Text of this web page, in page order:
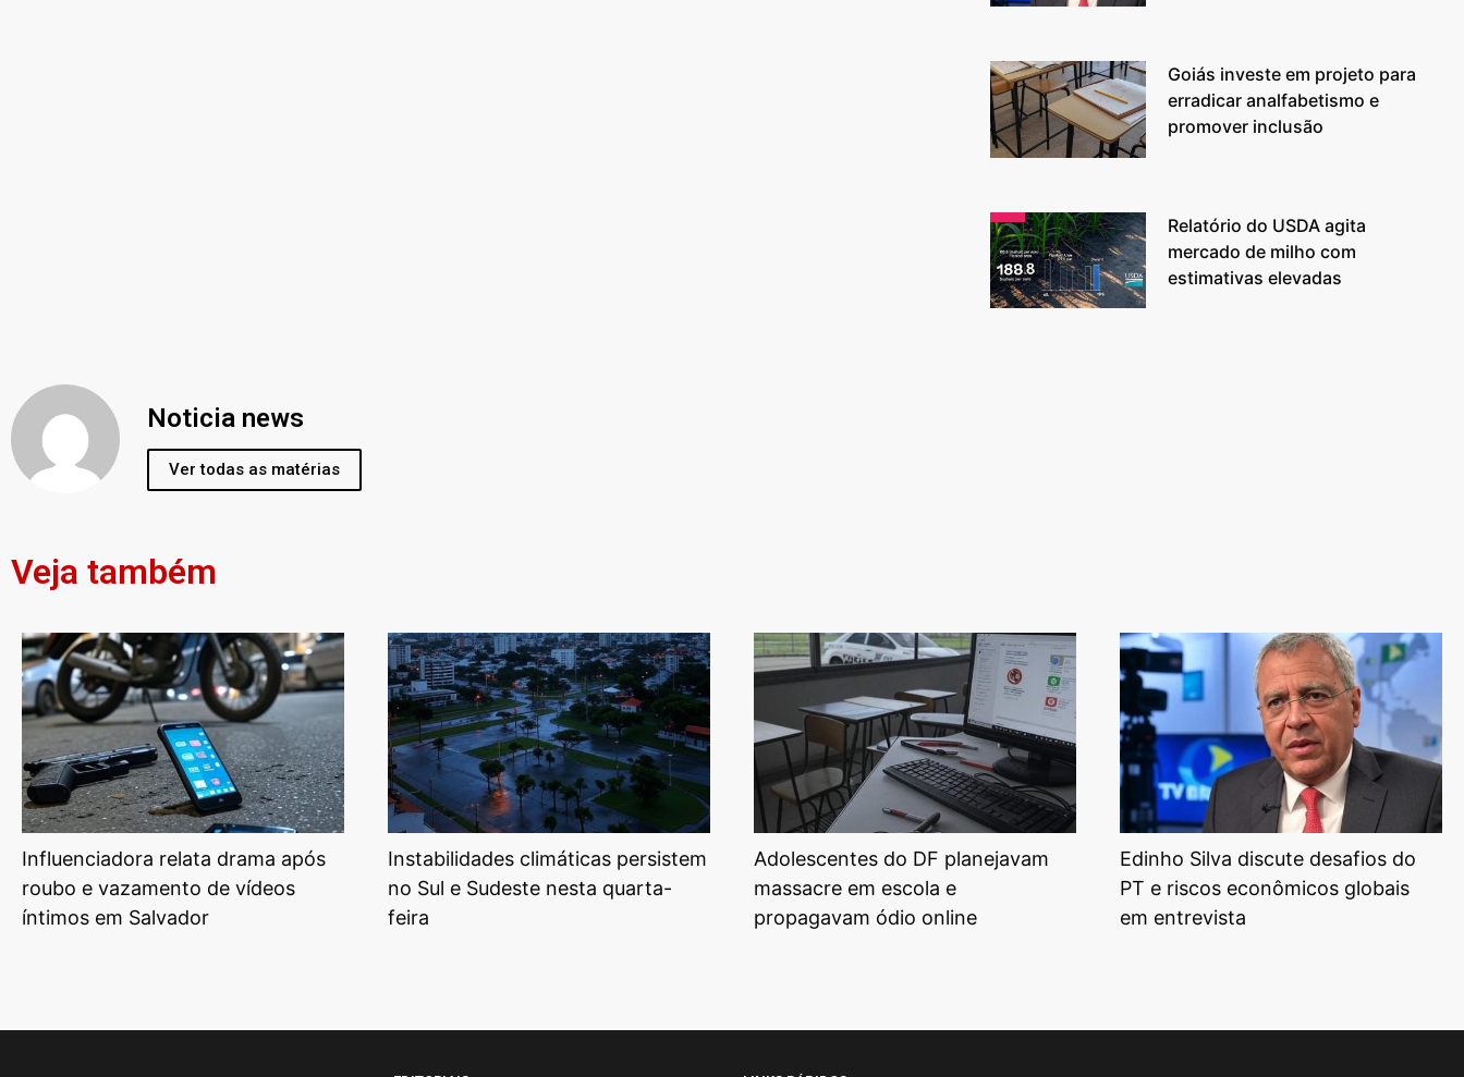
Goiás investe em projeto para
erradicar analfabetismo e
promover inclusão
Relatório do USDA agita
mercado de milho com
estimativas elevadas
Noticia news
Ver todas as matérias
Veja também
Influenciadora relata drama após
roubo e vazamento de vídeos
íntimos em Salvador
Instabilidades climáticas persistem
no Sul e Sudeste nesta quarta-
feira
Adolescentes do DF planejavam
massacre em escola e
propagavam ódio online
Edinho Silva discute desafios do
PT e riscos econômicos globais
em entrevista